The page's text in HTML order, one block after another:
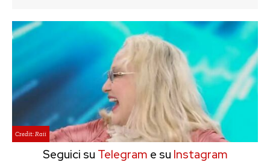
Credit: Raii
Seguici su Telegram e su Instagram